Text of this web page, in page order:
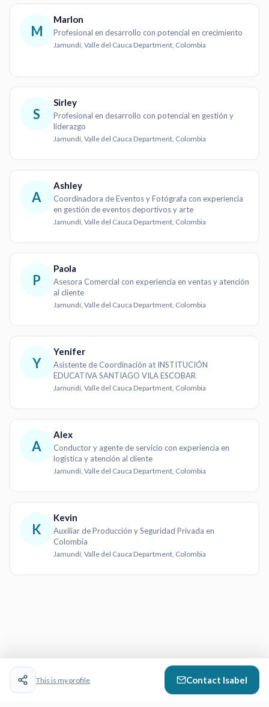
M
Marlon
Profesional en desarrollo con potencial en crecimiento
Jamundí, Valle del Cauca Department, Colombia
S
Sirley
Profesional en desarrollo con potencial en gestión y
liderazgo
Jamundí, Valle del Cauca Department, Colombia
A
Ashley
Coordinadora de Eventos y Fotógrafa con experiencia
en gestión de eventos deportivos y arte
Jamundí, Valle del Cauca Department, Colombia
P
Paola
Asesora Comercial con experiencia en ventas y atención
al cliente
Jamundí, Valle del Cauca Department, Colombia
Y
Yenifer
Asistente de Coordinación at INSTITUCIÓN
EDUCATIVA SANTIAGO VILA ESCOBAR
Jamundí, Valle del Cauca Department, Colombia
A
Alex
Conductor y agente de servicio con experiencia en
logística y atención al cliente
Jamundí, Valle del Cauca Department, Colombia
K
Kevin
Auxiliar de Producción y Seguridad Privada en
Colombia
Jamundí, Valle del Cauca Department, Colombia
This is my profile Contact Isabel